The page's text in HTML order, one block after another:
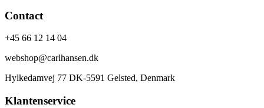
Contact
+45 66 12 14 04
webshop@carlhansen.dk
Hylkedamvej 77 DK-5591 Gelsted, Denmark
Klantenservice